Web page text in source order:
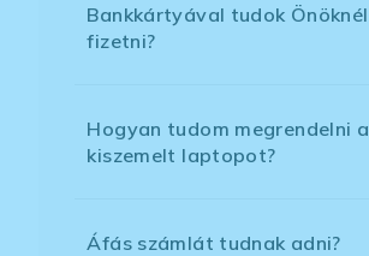
Bankkártyával tudok Önöknél
fizetni?
Hogyan tudom megrendelni a
kiszemelt laptopot?
Áfás számlát tudnak adni?